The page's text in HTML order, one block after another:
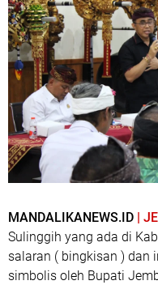
MANDALIKANEWS.ID |
Sulinggih yang ada di
salaran ( bingkisan ) dan
simbolis oleh Bupati